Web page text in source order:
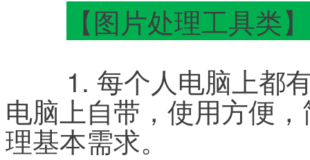
【图片处理工具类
电脑上自带，使用方便
理基本需求。